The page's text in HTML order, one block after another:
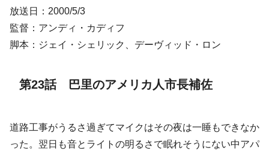
放送日：2000/5/3
監督：アンディ・カディフ
脚本：ジェイ・シェリック、デーヴィッド・ロン
第23話 巴里のアメリカ人市長補佐
道路工事がうるさ過ぎてマイクはその夜は一睡もできなか
った。翌日も音とライトの明るさで眠れそうにない中アパ